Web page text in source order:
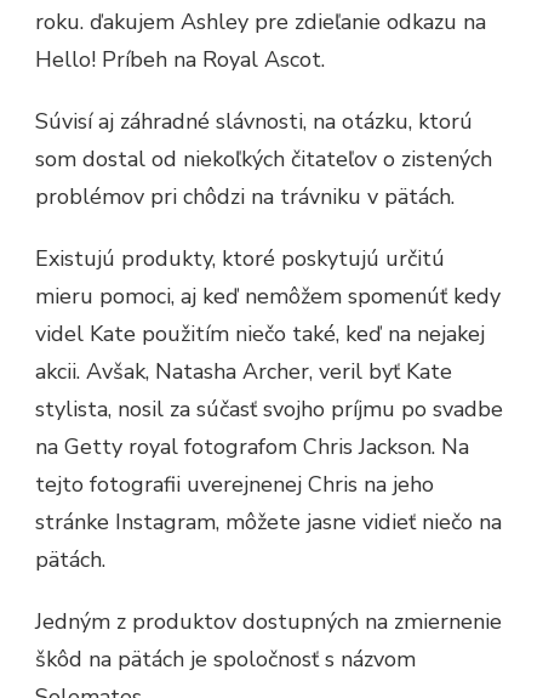
roku. ďakujem Ashley pre zdieľanie odkazu na
Hello! Príbeh na Royal Ascot.
Súvisí aj záhradné slávnosti, na otázku, ktorú
som dostal od niekoľkých čitateľov o zistených
problémov pri chôdzi na trávniku v pätách.
Existujú produkty, ktoré poskytujú určitú
mieru pomoci, aj keď nemôžem spomenúť kedy
videl Kate použitím niečo také, keď na nejakej
akcii. Avšak, Natasha Archer, veril byť Kate
stylista, nosil za súčasť svojho príjmu po svadbe
na Getty royal fotografom Chris Jackson. Na
tejto fotografii uverejnenej Chris na jeho
stránke Instagram, môžete jasne vidieť niečo na
pätách.
Jedným z produktov dostupných na zmiernenie
škôd na pätách je spoločnosť s názvom